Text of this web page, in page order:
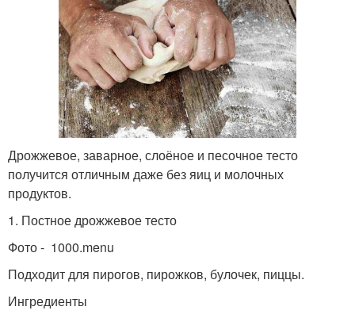
Дрожжевое, заварное, слоёное и песочное тесто
получится отличным даже без яиц и молочных
продуктов.
1. Постное дрожжевое тесто
Фото - 1000.menu
Подходит для пирогов, пирожков, булочек, пиццы.
Ингредиенты